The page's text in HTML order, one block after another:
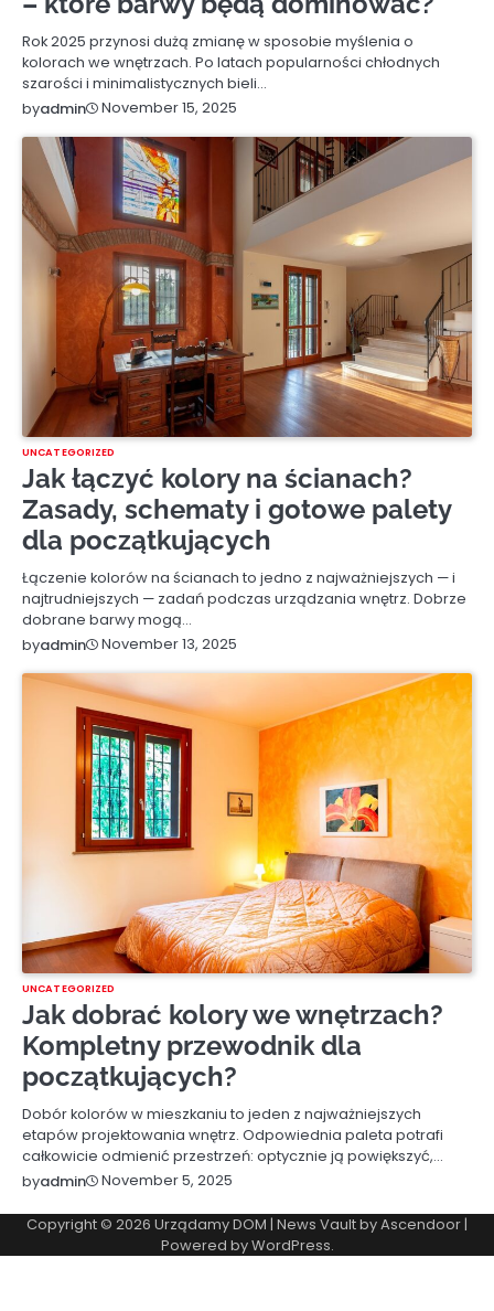
Rok 2025 przynosi dużą zmianę w sposobie myślenia o
kolorach we wnętrzach. Po latach popularności chłodnych
szarości i minimalistycznych bieli…
byadmin November 15, 2025
UNCATEGORIZED
Jak łączyć kolory na ścianach?
Zasady, schematy i gotowe palety
dla początkujących
Łączenie kolorów na ścianach to jedno z najważniejszych — i
najtrudniejszych — zadań podczas urządzania wnętrz. Dobrze
dobrane barwy mogą…
byadmin November 13, 2025
UNCATEGORIZED
Jak dobrać kolory we wnętrzach?
Kompletny przewodnik dla
początkujących?
Dobór kolorów w mieszkaniu to jeden z najważniejszych
etapów projektowania wnętrz. Odpowiednia paleta potrafi
całkowicie odmienić przestrzeń: optycznie ją powiększyć,…
byadmin November 5, 2025
Copyright © 2026 Urządamy DOM | News Vault byAscendoor|
Powered byWordPress.